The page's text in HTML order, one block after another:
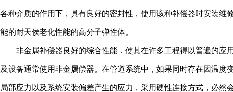
各种介质的作用下，具有良好的密封性，使用该种补偿器时安装维
能的耐天侯老化性能的高分子弹性体。
非金属补偿器良好的综合性能．使其在许多工程得以普遍的应
及设备通常使用非金属偿器。在管道系统中，如果同时存在因温度
局部应力以及系统安装偏差产生的应力，采用硬性连接方式，必然